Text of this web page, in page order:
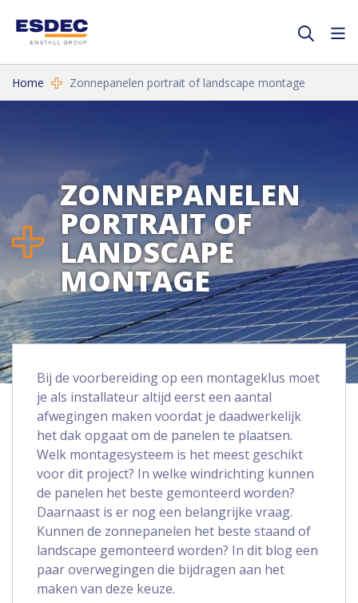
Home Zonnepanelen portrait of landscape montage
ZONNEPANELEN
PORTRAIT OF
LANDSCAPE
MONTAGE
Bij de voorbereiding op een montageklus moet
je als installateur altijd eerst een aantal
afwegingen maken voordat je daadwerkelijk
het dak opgaat om de panelen te plaatsen.
Welk montagesysteem is het meest geschikt
voor dit project? In welke windrichting kunnen
de panelen het beste gemonteerd worden?
Daarnaast is er nog een belangrijke vraag.
Kunnen de zonnepanelen het beste staand of
landscape gemonteerd worden? In dit blog een
paar overwegingen die bijdragen aan het
maken van deze keuze.